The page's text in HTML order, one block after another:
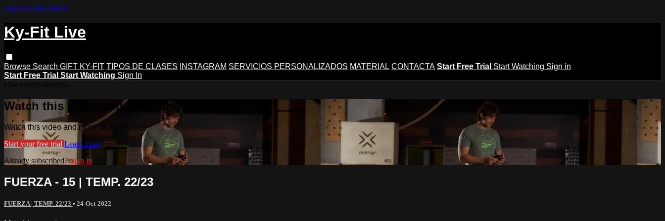
Skip to main content
Ky-Fit Live
Browse Search GIFT KY-FIT TIPOS DE CLASES INSTAGRAM SERVICIOS PERSONALIZADOS MATERIAL CONTACTA Start Free Trial Start Watching Sign in
Start Free Trial Start Watching Sign In
Watch this video and more on Ky-Fit Live
Watch this video and more on Ky-Fit Live
Start your free trial Learn more
Already subscribed?Sign in
FUERZA - 15 | TEMP. 22/23
FUERZA | TEMP. 22/23 • 24-Oct-2022